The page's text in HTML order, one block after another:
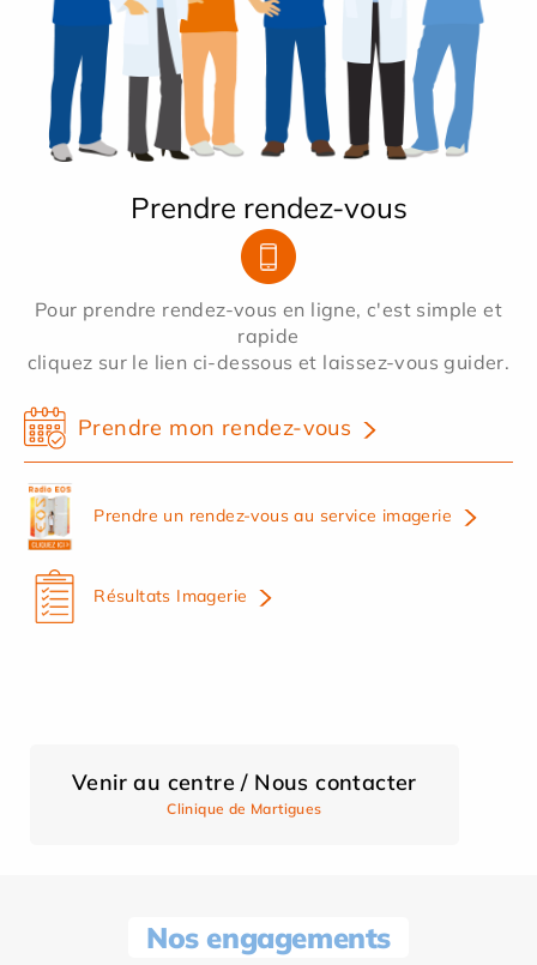
Prendre rendez-vous
Pour prendre rendez-vous en ligne, c'est simple et
rapide
cliquez sur le lien ci-dessous et laissez-vous guider.
Prendre mon rendez-vous
Prendre un rendez-vous au service imagerie
Résultats Imagerie
Venir au centre / Nous contacter
Clinique de Martigues
Nos engagements